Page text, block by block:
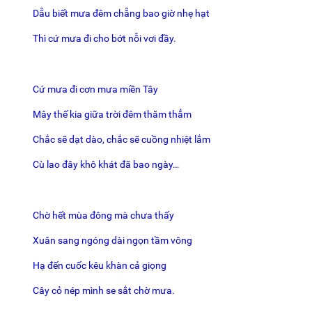
Dẫu biết mưa đêm chẵng bao giờ nhẹ hạt
Thì cứ mưa đi cho bớt nỗi vơi đầy.
Cứ mưa đi cơn mưa miền Tây
Mây thế kia giữa trời đêm thăm thẳm
Chắc sẽ dạt dào, chắc sẽ cuồng nhiệt lắm
Cù lao đây khô khát đã bao ngày…
Chờ hết mùa đông mà chưa thấy
Xuân sang ngóng dài ngọn tầm vông
Hạ đến cuốc kêu khàn cả giọng
Cây cỏ nép mình se sắt chờ mưa.